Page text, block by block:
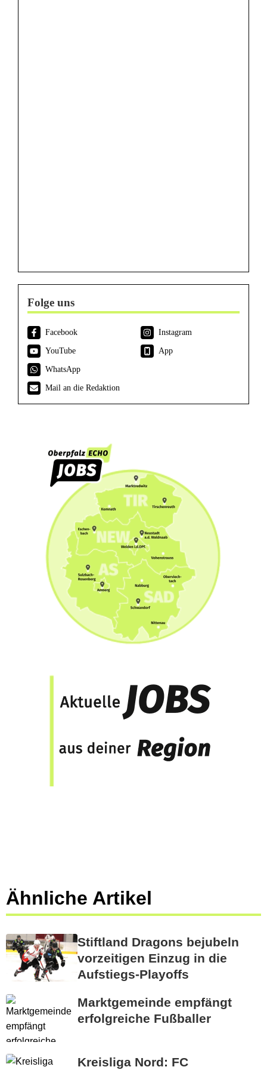
Folge uns
Facebook
Instagram
YouTube
App
WhatsApp
Mail an die Redaktion
Ähnliche Artikel
Stiftland Dragons bejubeln
vorzeitigen Einzug in die
Aufstiegs-Playoffs
Marktgemeinde empfängt
erfolgreiche Fußballer
Kreisliga Nord: FC